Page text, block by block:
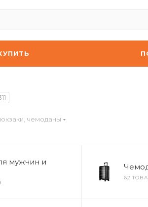
чемоданы
мужчин и
62